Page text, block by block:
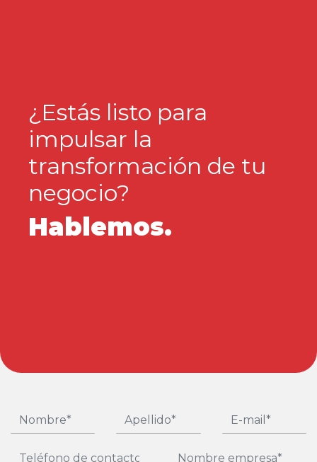
¿Estás listo para
impulsar la
transformación de tu
negocio?
Hablemos.